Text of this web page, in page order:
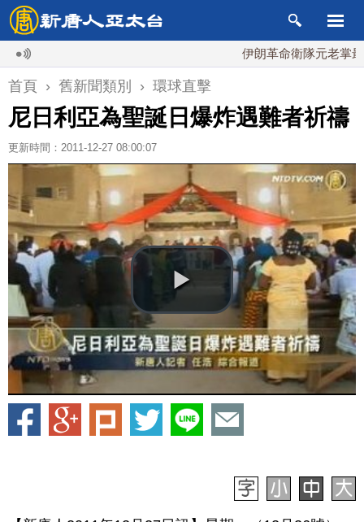
伊朗革命衛隊元老掌最高
首頁 › 舊新聞類別 › 環球直擊
尼日利亞為聖誕日爆炸遇難者祈禱
更新時間：2011-12-27 08:00:07